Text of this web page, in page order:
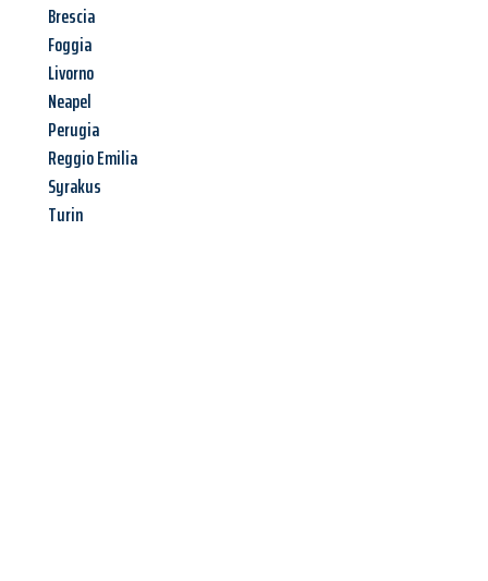
Brescia
Foggia
Livorno
Neapel
Perugia
Reggio Emilia
Syrakus
Turin